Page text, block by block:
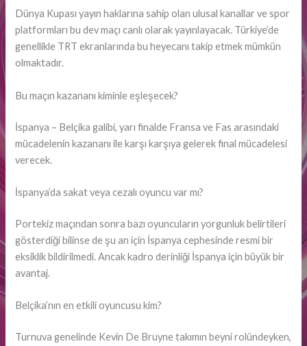
Dünya Kupası yayın haklarına sahip olan ulusal kanallar ve spor
platformları bu dev maçı canlı olarak yayınlayacak. Türkiye’de
genellikle TRT ekranlarında bu heyecanı takip etmek mümkün
olmaktadır.
Bu maçın kazananı kiminle eşleşecek?
İspanya – Belçika galibi, yarı finalde Fransa ve Fas arasındaki
mücadelenin kazananı ile karşı karşıya gelerek final mücadelesi
verecek.
İspanya’da sakat veya cezalı oyuncu var mı?
Portekiz maçından sonra bazı oyuncuların yorgunluk belirtileri
gösterdiği bilinse de şu an için İspanya cephesinde resmi bir
eksiklik bildirilmedi. Ancak kadro derinliği İspanya için büyük bir
avantaj.
Belçika’nın en etkili oyuncusu kim?
Turnuva genelinde Kevin De Bruyne takımın beyni rolündeyken,